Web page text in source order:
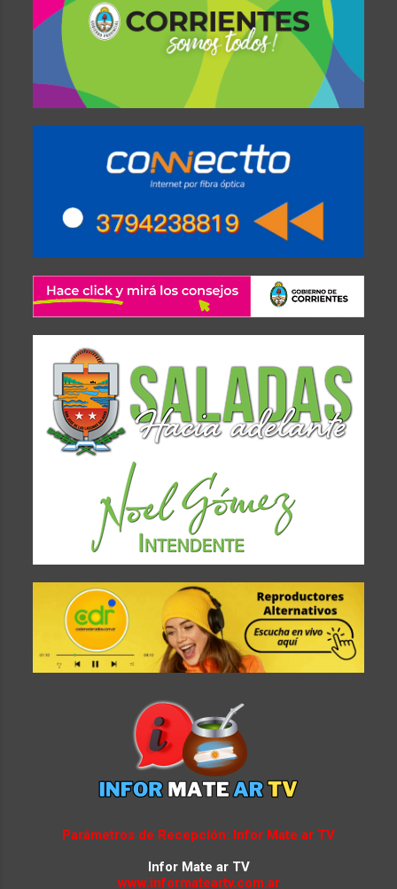
Parámetros de Recepción: Infor Mate ar TV
Infor Mate ar TV
www.informateartv.com.ar